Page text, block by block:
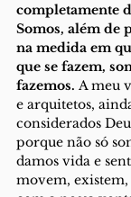
completamente
Somos, além de
na medida em
que se fazem,
fazemos. A meu
e arquitetos,
considerados
porque não só
damos vida e
movem,